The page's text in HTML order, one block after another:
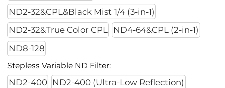
ND2-32&CPL&Black Mist 1/4 (3-in-1)
ND2-32&True Color CPL
ND4-64&CPL (2-in-1)
ND8-128
Stepless Variable ND Filter:
ND2-400
ND2-400 (Ultra-Low Reflection)